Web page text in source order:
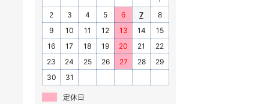
2
3 4 5 6 7
8
9
10 11 12 13 14
15
16
17 18 19 20 21
22
23
24 25 26 27 28
29
30
31
定休日